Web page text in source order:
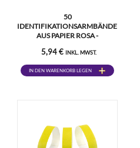
50
IDENTIFIKATIONSARMBÄNDER
AUS PAPIER ROSA -
5,94 € INKL. MWST.
IN DEN WARENKORB LEGEN